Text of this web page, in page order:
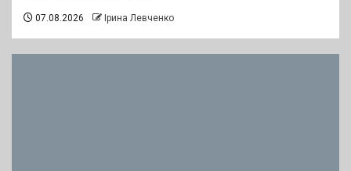
07.08.2026 Ірина Левченко